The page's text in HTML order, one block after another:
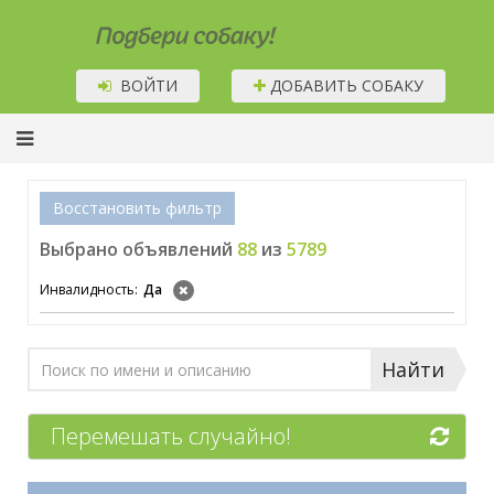
Подбери собаку!
ВОЙТИ ДОБАВИТЬ СОБАКУ
Восстановить фильтр
Выбрано объявлений 88 из 5789
Инвалидность: Да
Найти
Перемешать случайно!